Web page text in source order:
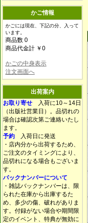
かご情報
かごには現在、下記の分、入って
います。
商品数 0
商品代金計 ￥0
かごの中身表示
注文画面へ
出荷案内
お取り寄せ 入荷に10～14日
（出版社営業日）。品切れの
場合は確認次第ご連絡いたし
ます。
予約 入荷日に発送
・店内分から出荷するため、
ご注文のタイミングにより、
品切れになる場合もございま
す。
バックナンバーについて
・雑誌バックナンバーは、限
られた在庫から出庫するた
め、多少の傷、破れがありま
す。付録がない場合や期間限
定のイベント、特典が無効に